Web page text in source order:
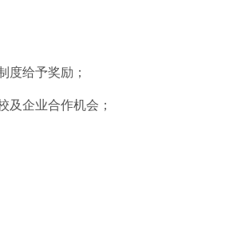
度给予奖励；
及企业合作机会；